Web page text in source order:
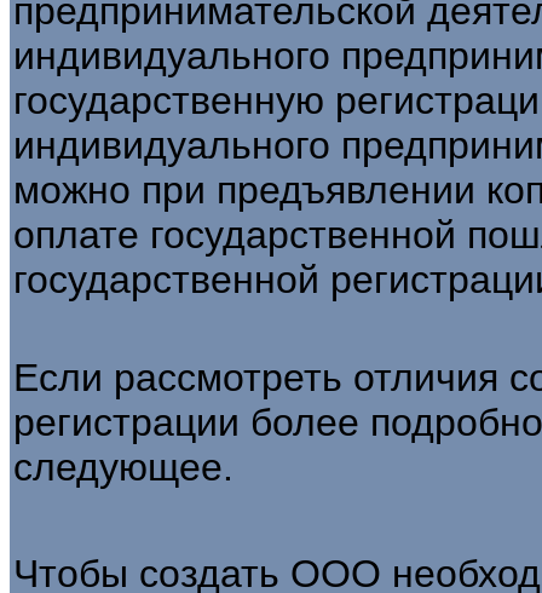
предпринимательской
индивидуального
государственную
индивидуального
можно при предъявлении
оплате государственной
государственной
Если рассмотреть отличия
регистрации более
следующее.
Чтобы создать ООО